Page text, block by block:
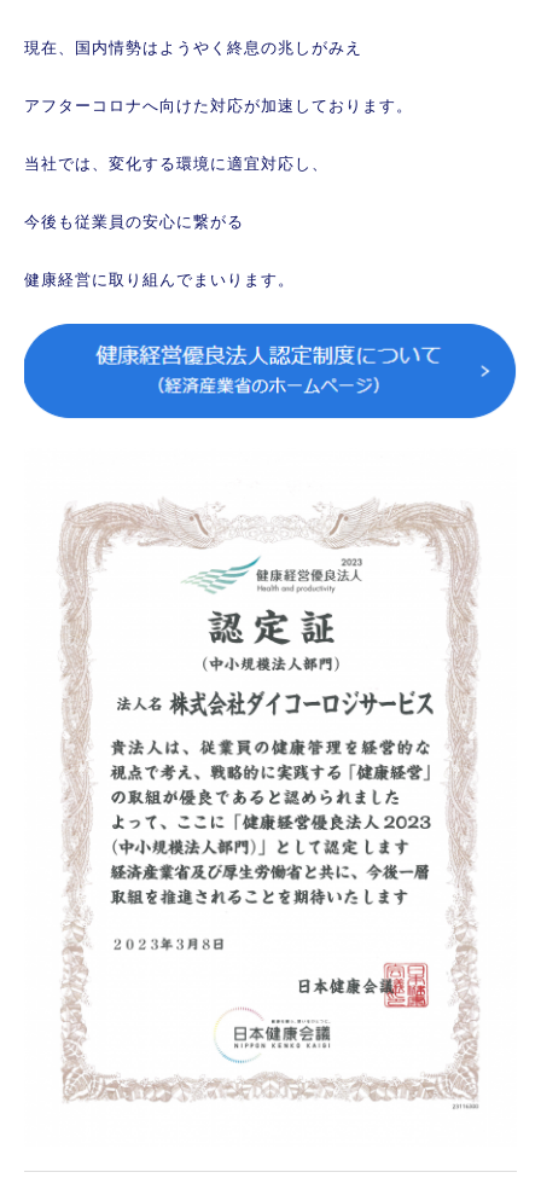
現在、国内情勢はようやく終息の兆しがみえ
アフターコロナへ向けた対応が加速しております。
当社では、変化する環境に適宜対応し、
今後も従業員の安心に繋がる
健康経営に取り組んでまいります。